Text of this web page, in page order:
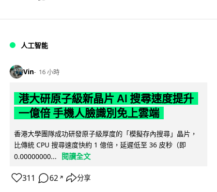
人工智能
Vin 16 小時
港大研原子級新晶片 AI 搜尋速度提升
一億倍 手機人臉識別免上雲端
香港大學團隊成功研發原子級厚度的「模擬存內搜尋」晶片，
比傳統 CPU 搜尋速度快約 1 億倍，延遲低至 36 皮秒（即
0.00000000...
閱讀全文
311 62 ↗ 分享